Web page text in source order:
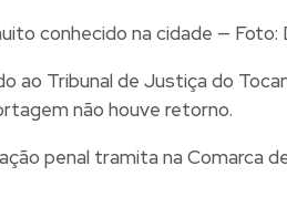
conhecido na cidade — Foto:
ao Tribunal de Justiça do
não houve retorno.
penal tramita na Comarca